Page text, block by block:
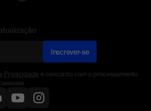
Inscrever-se
Privacidade e concordo com o processamento